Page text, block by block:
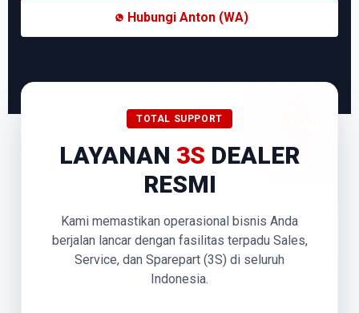
Hubungi Anton (WA)
TOTAL SUPPORT
LAYANAN 3S DEALER
RESMI
Kami memastikan operasional bisnis Anda
berjalan lancar dengan fasilitas terpadu Sales,
Service, dan Sparepart (3S) di seluruh
Indonesia.